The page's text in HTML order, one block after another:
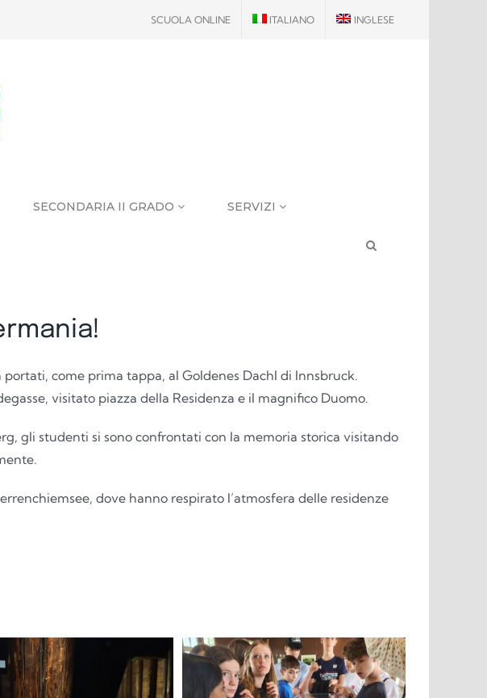
SCUOLA ONLINE ITALIANO INGLESE
SECONDARIA II GRADO SERVIZI
come prima tappa, al Goldenes Dachl di Innsbruck.
visitato piazza della Residenza e il magnifico Duomo.
gli studenti si sono confrontati con la memoria storica visitando
dove hanno respirato l’atmosfera delle residenze